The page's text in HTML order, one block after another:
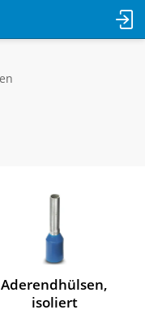
Aderendhülsen,
isoliert